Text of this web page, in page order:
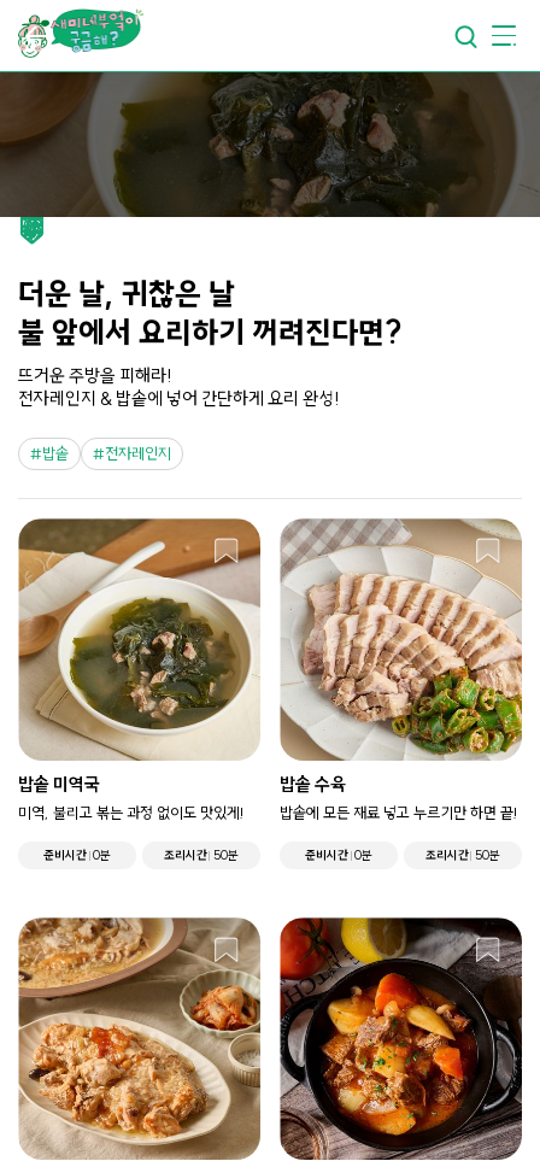
요리가 건강해지는부엌
쉬워지는부엌
더운 날, 귀찮은 날
불 앞에서 요리하기 꺼려진다면?
뜨거운 주방을 피해라!
전자레인지 & 밥솥에 넣어 간단하게 요리 완성!
밥솥 전자레인지
밥솥 미역국
미역, 불리고 볶는 과정 없이도 맛있게!
준비시간 0분 조리시간 50분
밥솥 수육
밥솥에 모든 재료 넣고 누르기만 하면 끝!
준비시간 0분 조리시간 50분